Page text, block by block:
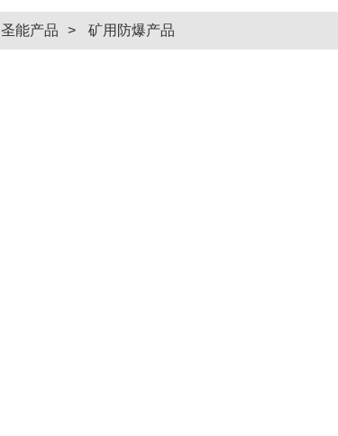
圣能产品 矿用防爆产品